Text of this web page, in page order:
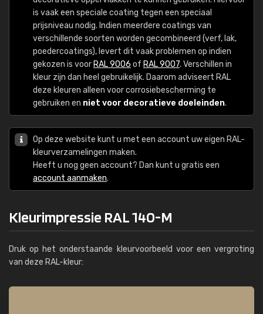
is vaak een speciale coating tegen een speciaal
prijsniveau nodig. Indien meerdere coatings van
verschillende soorten worden gecombineerd (verf, lak,
poedercoatings), levert dit vaak problemen op indien
gekozen is voor RAL 9006 of RAL 9007. Verschillen in
kleur zijn dan heel gebruikelijk. Daarom adviseert RAL
deze kleuren alleen voor corrosiebescherming te
gebruiken en niet voor decoratieve doeleinden.
Op deze website kunt u met een account uw eigen RAL-
kleurverzamelingen maken.
Heeft u nog geen account? Dan kunt u gratis een
account aanmaken.
Kleurimpressie RAL 140-M
Druk op het onderstaande kleurvoorbeeld voor een vergroting
van deze RAL-kleur: